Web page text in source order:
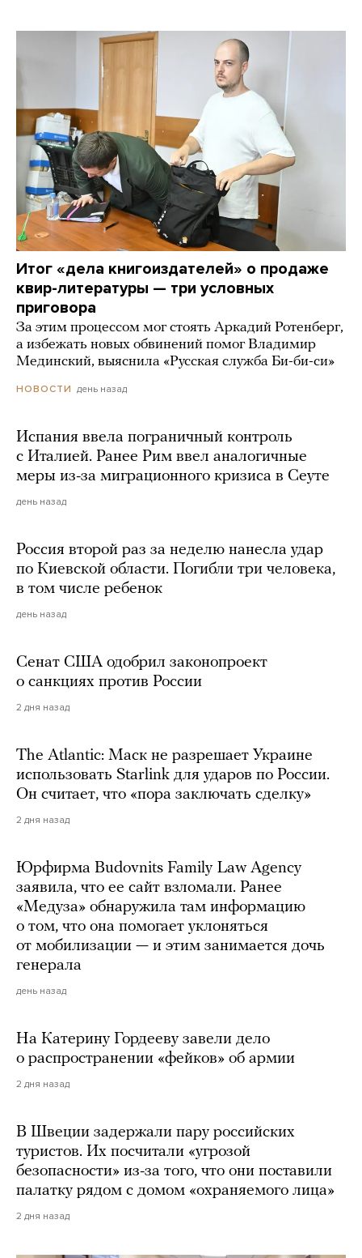
Итог «дела книгоиздателей» о продаже
квир-литературы — три условных
приговора
За этим процессом мог стоять Аркадий Ротенберг,
а избежать новых обвинений помог Владимир
Мединский, выяснила «Русская служба Би-би-си»
НОВОСТИ день назад
Испания ввела пограничный контроль
с Италией. Ранее Рим ввел аналогичные
меры из-за миграционного кризиса в Сеуте
день назад
Россия второй раз за неделю нанесла удар
по Киевской области. Погибли три человека,
в том числе ребенок
день назад
Сенат США одобрил законопроект
о санкциях против России
2 дня назад
The Atlantic: Маск не разрешает Украине
использовать Starlink для ударов по России.
Он считает, что «пора заключать сделку»
2 дня назад
Юрфирма Budovnits Family Law Agency
заявила, что ее сайт взломали. Ранее
«Медуза» обнаружила там информацию
о том, что она помогает уклоняться
от мобилизации — и этим занимается дочь
генерала
день назад
На Катерину Гордееву завели дело
о распространении «фейков» об армии
2 дня назад
В Швеции задержали пару российских
туристов. Их посчитали «угрозой
безопасности» из-за того, что они поставили
палатку рядом с домом «охраняемого лица»
2 дня назад